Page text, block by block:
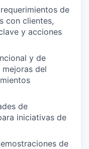
de
con clientes,
y acciones
y de
del
de
iniciativas de
de